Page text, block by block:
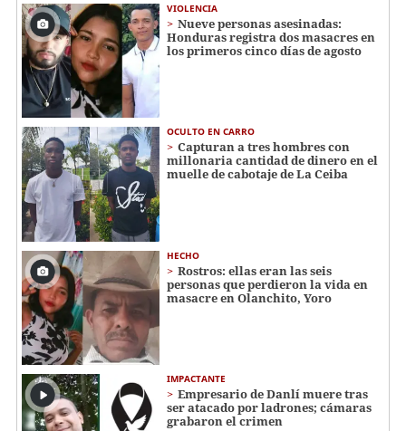
VIOLENCIA
Nueve personas asesinadas:
Honduras registra dos masacres en
los primeros cinco días de agosto
OCULTO EN CARRO
Capturan a tres hombres con
millonaria cantidad de dinero en el
muelle de cabotaje de La Ceiba
HECHO
Rostros: ellas eran las seis
personas que perdieron la vida en
masacre en Olanchito, Yoro
IMPACTANTE
Empresario de Danlí muere tras
ser atacado por ladrones; cámaras
grabaron el crimen